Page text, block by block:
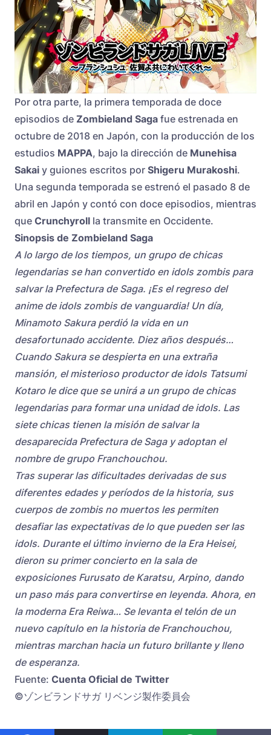
Por otra parte, la primera temporada de doce
episodios de Zombieland Saga fue estrenada en
octubre de 2018 en Japón, con la producción de los
estudios MAPPA, bajo la dirección de Munehisa
Sakai y guiones escritos por Shigeru Murakoshi.
Una segunda temporada se estrenó el pasado 8 de
abril en Japón y contó con doce episodios, mientras
que Crunchyroll la transmite en Occidente.
Sinopsis de Zombieland Saga
A lo largo de los tiempos, un grupo de chicas
legendarias se han convertido en idols zombis para
salvar la Prefectura de Saga. ¡Es el regreso del
anime de idols zombis de vanguardia! Un día,
Minamoto Sakura perdió la vida en un
desafortunado accidente. Diez años después…
Cuando Sakura se despierta en una extraña
mansión, el misterioso productor de idols Tatsumi
Kotaro le dice que se unirá a un grupo de chicas
legendarias para formar una unidad de idols. Las
siete chicas tienen la misión de salvar la
desaparecida Prefectura de Saga y adoptan el
nombre de grupo Franchouchou.
Tras superar las dificultades derivadas de sus
diferentes edades y períodos de la historia, sus
cuerpos de zombis no muertos les permiten
desafiar las expectativas de lo que pueden ser las
idols. Durante el último invierno de la Era Heisei,
dieron su primer concierto en la sala de
exposiciones Furusato de Karatsu, Arpino, dando
un paso más para convertirse en leyenda. Ahora, en
la moderna Era Reiwa… Se levanta el telón de un
nuevo capítulo en la historia de Franchouchou,
mientras marchan hacia un futuro brillante y lleno
de esperanza.
Fuente: Cuenta Oficial de Twitter
©ゾンビランドサガ リベンジ製作委員会